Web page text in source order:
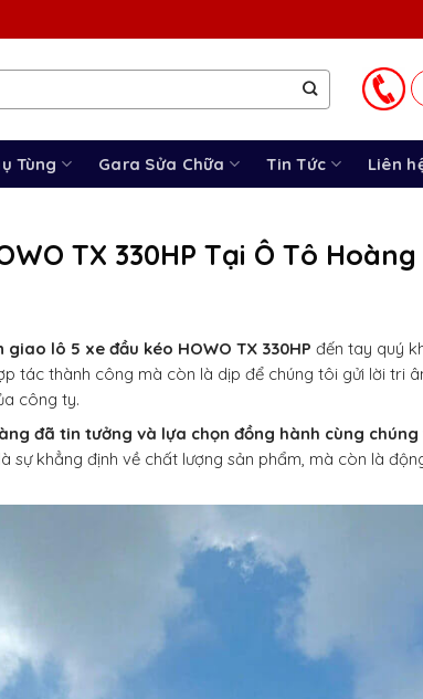
Tùng Gara Sửa Chữa Tin Tức Liên
TX 330HP Tại Ô Tô
giao lô 5 xe đầu kéo HOWO TX 330HP đến tay quý
tác thành công mà còn là dịp để chúng tôi gửi lời tri
công ty.
đã tin tưởng và lựa chọn đồng hành cùng chúng
sự khẳng định về chất lượng sản phẩm, mà còn là